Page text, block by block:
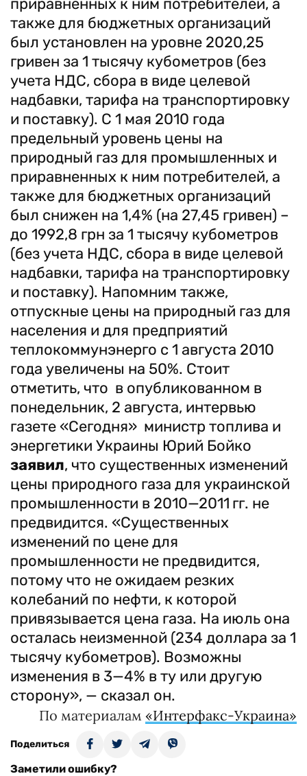
приравненных к ним потребителей, а
также для бюджетных организаций
был установлен на уровне 2020,25
гривен за 1 тысячу кубометров (без
учета НДС, сбора в виде целевой
надбавки, тарифа на транспортировку
и поставку). С 1 мая 2010 года
предельный уровень цены на
природный газ для промышленных и
приравненных к ним потребителей, а
также для бюджетных организаций
был снижен на 1,4% (на 27,45 гривен) –
до 1992,8 грн за 1 тысячу кубометров
(без учета НДС, сбора в виде целевой
надбавки, тарифа на транспортировку
и поставку). Напомним также,
отпускные цены на природный газ для
населения и для предприятий
теплокоммунэнерго с 1 августа 2010
года увеличены на 50%. Стоит
отметить, что в опубликованном в
понедельник, 2 августа, интервью
газете «Сегодня» министр топлива и
энергетики Украины Юрий Бойко
заявил, что существенных изменений
цены природного газа для украинской
промышленности в 2010—2011 гг. не
предвидится. «Существенных
изменений по цене для
промышленности не предвидится,
потому что не ожидаем резких
колебаний по нефти, к которой
привязывается цена газа. На июль она
осталась неизменной (234 доллара за 1
тысячу кубометров). Возможны
изменения в 3—4% в ту или другую
сторону», — сказал он.
По материалам «Интерфакс-Украина»
Поделиться
Заметили ошибку?